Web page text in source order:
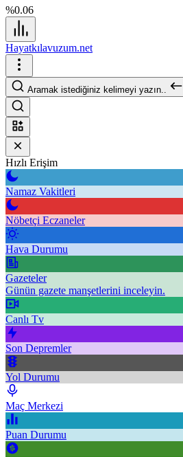
%0.06
Hayatkılavuzum.net
Aramak istediğiniz kelimeyi yazın..
Hızlı Erişim
Namaz Vakitleri
Nöbetçi Eczaneler
Hava Durumu
Gazeteler
Günün gazete manşetlerini inceleyin.
Canlı Tv
Son Depremler
Yol Durumu
Maç Merkezi
Puan Durumu